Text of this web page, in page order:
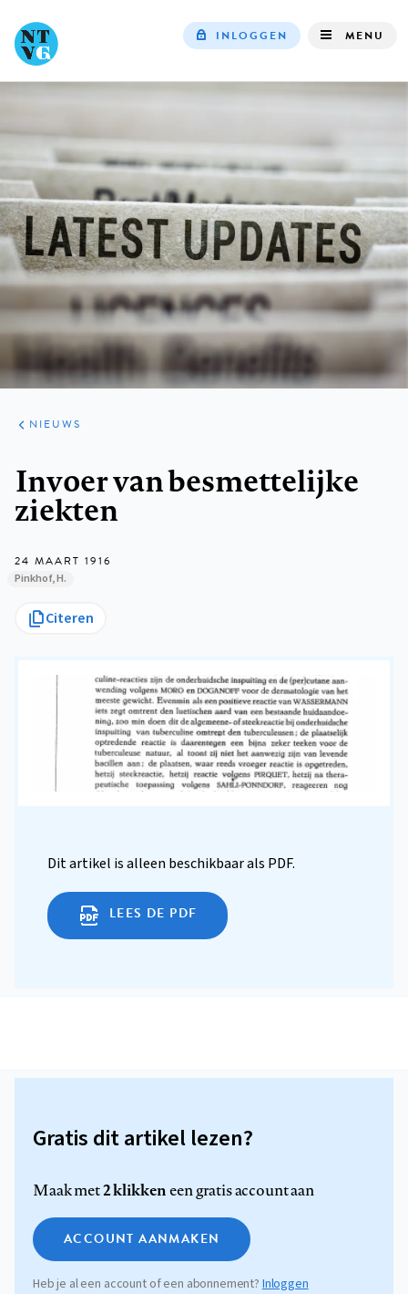
navigation
INLOGGEN MENU
ARTIKELEN
HET
KORT
NIEUWS
Invoer van besmettelijke
ziekten
24 MAART 1916
Pinkhof, H.
Citeren
Dit artikel is alleen beschikbaar als PDF.
LEES DE PDF
Gratis dit artikel lezen?
Maak met2 klikkeneen gratis account aan
ACCOUNT AANMAKEN
Heb je al een account of een abonnement? Inloggen